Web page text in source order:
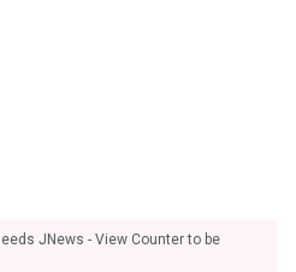
JNews - View Counter to be